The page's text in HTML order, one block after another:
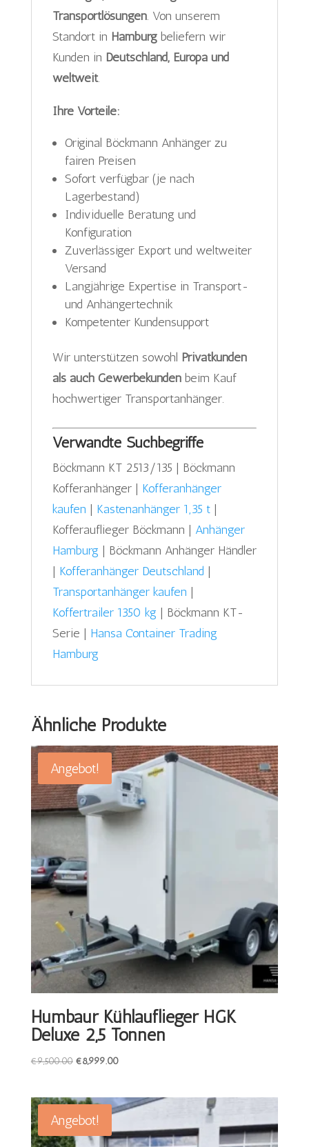
Transportlösungen. Von unserem
Standort in Hamburgbeliefern wir
Kunden in Deutschland, Europa und
weltweit.
Ihre Vorteile:
Original Böckmann Anhänger zu
fairen Preisen
Sofort verfügbar (je nach
Lagerbestand)
Individuelle Beratung und
Konfiguration
Zuverlässiger Export und weltweiter
Versand
Langjährige Expertise in Transport-
und Anhängertechnik
Kompetenter Kundensupport
Wir unterstützen sowohl Privatkunden
als auch Gewerbekundenbeim Kauf
hochwertiger Transportanhänger.
Verwandte Suchbegriffe
Böckmann KT 2513/135 | Böckmann
Kofferanhänger | Kofferanhänger
kaufen | Kastenanhänger 1,35 t|
Kofferauflieger Böckmann | Anhänger
Hamburg | Böckmann Anhänger Händler
| Kofferanhänger Deutschland |
Transportanhänger kaufen |
Koffertrailer 1350 kg | Böckmann KT-
Serie | Hansa Container Trading
Hamburg
Ähnliche Produkte
Angebot!
Humbaur Kühlauflieger HGK
Deluxe 2,5 Tonnen
€9,500.00 Ursprünglicher
€9,500.00
€8,999.00Aktueller
€8,999.00.
Angebot!